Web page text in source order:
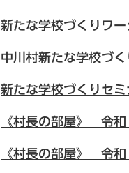
新たな学校づくりワー
中川村新たな学校づ
新たな学校づくりセミ
《村長の部屋》 令
《村長の部屋》 令